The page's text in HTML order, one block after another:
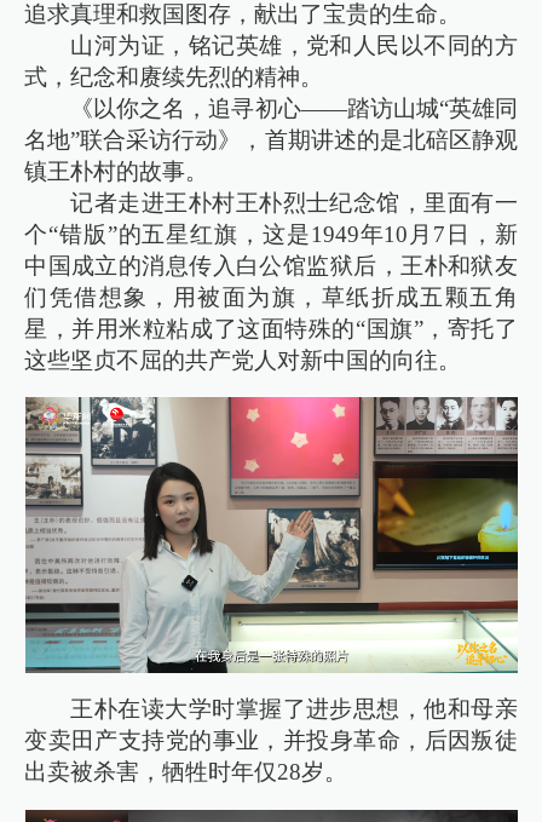
追求真理和救国图存，献出了宝贵的生命。
山河为证，铭记英雄，党和人民以不同的方
式，纪念和赓续先烈的精神。
《以你之名，追寻初心——踏访山城“英雄同
名地”联合采访行动》，首期讲述的是北碚区静观
镇王朴村的故事。
记者走进王朴村王朴烈士纪念馆，里面有一
个“错版”的五星红旗，这是1949年10月7日，新
中国成立的消息传入白公馆监狱后，王朴和狱友
们凭借想象，用被面为旗，草纸折成五颗五角
星，并用米粒粘成了这面特殊的“国旗”，寄托了
这些坚贞不屈的共产党人对新中国的向往。
王朴在读大学时掌握了进步思想，他和母亲
变卖田产支持党的事业，并投身革命，后因叛徒
出卖被杀害，牺牲时年仅28岁。